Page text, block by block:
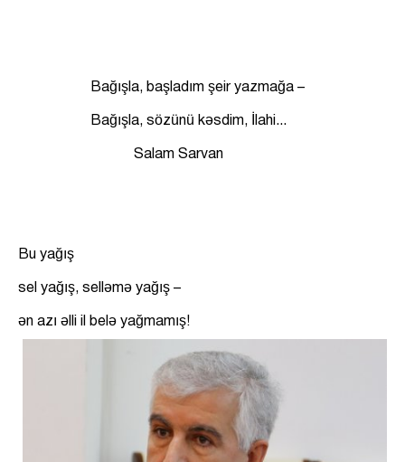
Bağışla, başladım şeir yazmağa –
Bağışla, sözünü kəsdim, İlahi...
Salam Sarvan
Bu yağış
sel yağış, selləmə yağış –
ən azı əlli il belə yağmamış!